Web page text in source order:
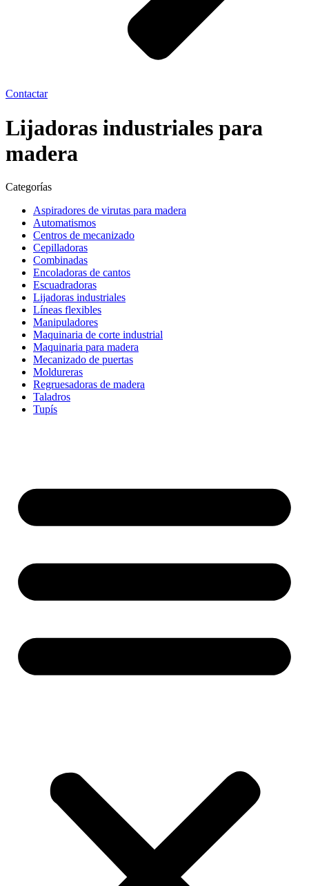
Contactar
Lijadoras industriales para
madera
Categorías
Aspiradores de virutas para madera
Automatismos
Centros de mecanizado
Cepilladoras
Combinadas
Encoladoras de cantos
Escuadradoras
Lijadoras industriales
Líneas flexibles
Manipuladores
Maquinaria de corte industrial
Maquinaria para madera
Mecanizado de puertas
Moldureras
Regruesadoras de madera
Taladros
Tupís